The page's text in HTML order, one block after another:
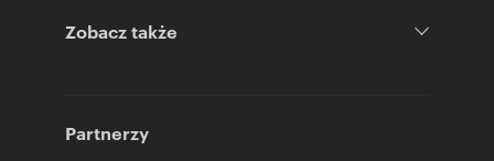
Zobacz także
Partnerzy